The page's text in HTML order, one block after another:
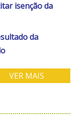
isenção da
da
VER MAIS